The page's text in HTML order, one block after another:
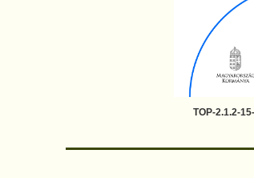
TOP-2.1.2-